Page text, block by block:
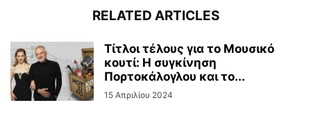
RELATED ARTICLES
Τίτλοι τέλους για το Μουσικό
κουτί: Η συγκίνηση
Πορτοκάλογλου και το...
15 Απριλίου 2024